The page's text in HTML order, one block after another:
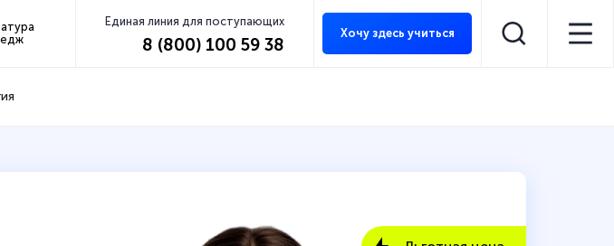
Единая линия для поступающих
8 (800) 100 59 38
Хочу здесь учиться